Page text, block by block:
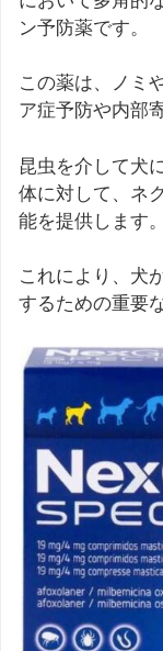
ン予防薬です。
この薬は、ノミ
ア症予防や内部
昆虫を介して犬
体に対して、ネ
能を提供します。
これにより、犬
するための重要